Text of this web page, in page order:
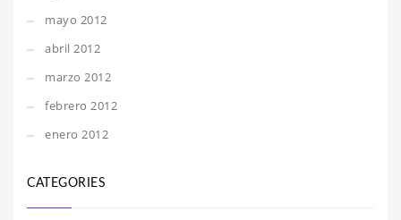
mayo 2012
abril 2012
marzo 2012
febrero 2012
enero 2012
CATEGORIES